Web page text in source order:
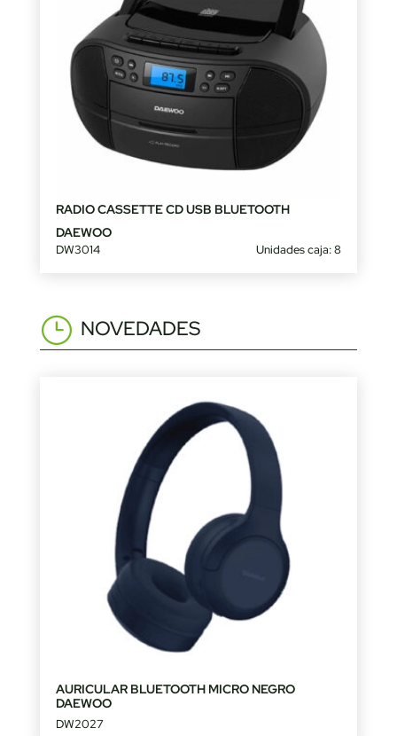
RADIO CASSETTE CD USB BLUETOOTH
DAEWOO
DW3014 Unidades caja: 8
NOVEDADES
AURICULAR BLUETOOTH MICRO NEGRO
DAEWOO
DW2027